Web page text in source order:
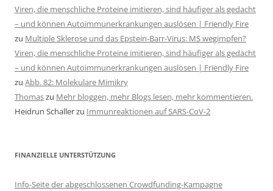
Viren, die menschliche Proteine imitieren, sind häufiger als gedacht
– und können Autoimmunerkrankungen auslösen | Friendly Fire
zu Multiple Sklerose und das Epstein-Barr-Virus: MS wegimpfen?
Viren, die menschliche Proteine imitieren, sind häufiger als gedacht
– und können Autoimmunerkrankungen auslösen | Friendly Fire
zu Abb. 82: Molekulare Mimikry
Thomaszu Mehr bloggen, mehr Blogs lesen, mehr kommentieren.
Heidrun Schallerzu Immunreaktionen auf SARS-CoV-2
FINANZIELLE UNTERSTÜTZUNG
Info-Seite der abgeschlossenen Crowdfunding-Kampagne